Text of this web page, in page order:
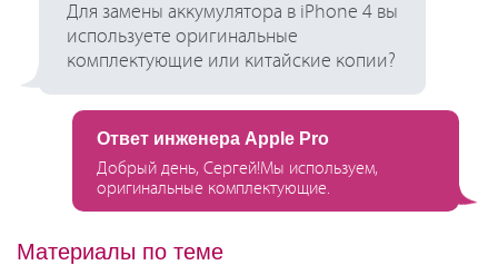
Для замены аккумулятора в iPhone 4 вы
используете оригинальные
комплектующие или китайские копии?
Ответ инженера Apple Pro
Добрый день, Сергей!Мы используем,
оригинальные комплектующие.
Материалы по теме